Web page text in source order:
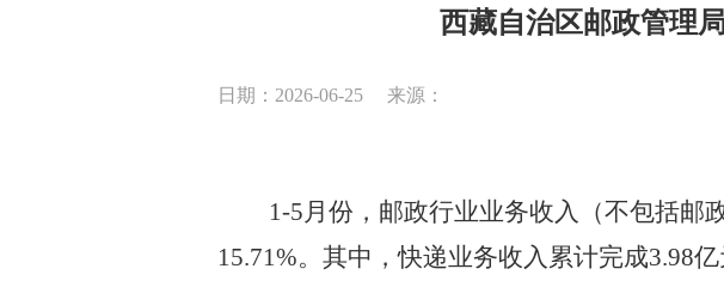
西藏自治区邮政管理
日期：2026-06-25 来源：
1-5月份，邮政行业业务收入（不包括邮
15.71%。其中，快递业务收入累计完成3.98